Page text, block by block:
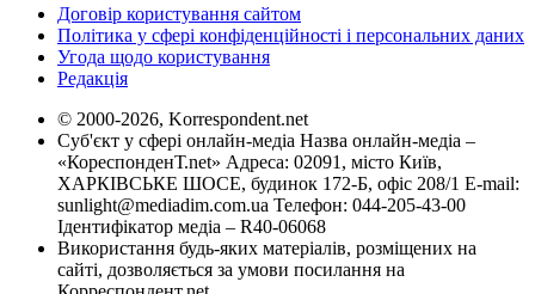
Договір користування сайтом
Політика у сфері конфіденційності і персональних даних
Угода щодо користування
Редакція
© 2000-2026, Korrespondent.net
Суб'єкт у сфері онлайн-медіа Назва онлайн-медіа –
«КореспонденТ.net» Адреса: 02091, місто Київ,
ХАРКІВСЬКЕ ШОСЕ, будинок 172-Б, офіс 208/1 E-mail:
sunlight@mediadim.com.ua Телефон: 044-205-43-00
Ідентифікатор медіа – R40-06068
Використання будь-яких матеріалів, розміщених на
сайті, дозволяється за умови посилання на